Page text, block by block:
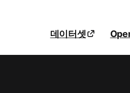
데이터셋